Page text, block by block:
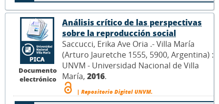
Documento
electrónico
Análisis crítico de las perspectivas
sobre la reproducción social
Saccucci, Erika Ave Oria .- Villa María
(Arturo Jauretche 1555, 5900, Argentina) :
UNVM - Universidad Nacional de Villa
María, 2016.
| Repositorio Digital UNVM.